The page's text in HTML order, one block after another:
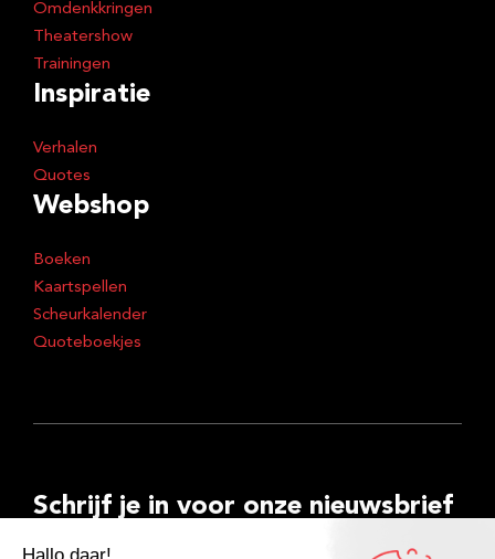
Omdenkkringen
Theatershow
Trainingen
Inspiratie
Verhalen
Quotes
Webshop
Boeken
Kaartspellen
Scheurkalender
Quoteboekjes
Schrijf je in voor onze nieuwsbrief